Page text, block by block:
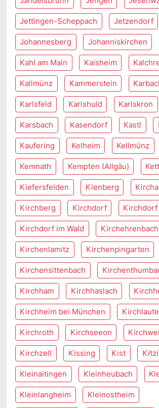
Jettingen-Scheppach Jetzendorf
Johannesberg Johanniskirchen
Kahl am Main Kaisheim
Kallmünz Kammerstein
Karlsfeld Karlshuld Karlskron
Karsbach Kasendorf Kastl
Kaufering Kelheim Kellmünz
Kemnath Kempten (Allgäu)
Kiefersfelden Kienberg
Kirchberg Kirchdorf Kirchdorf
Kirchdorf im Wald Kirchehrenbach
Kirchenlamitz Kirchenpingarten
Kirchensittenbach
Kirchham Kirchhaslach
Kirchheim bei München
Kirchroth Kirchseeon
Kirchzell Kissing Kist
Kleinaitingen Kleinheubach
Kleinlangheim Kleinostheim